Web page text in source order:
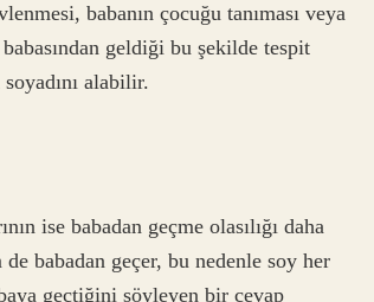
babanın çocuğu tanıması veya
geldiği bu şekilde tespit
alabilir.
ise babadan geçme olasılığı daha
babadan geçer, bu nedenle soy her
geçtiğini söyleyen bir cevap